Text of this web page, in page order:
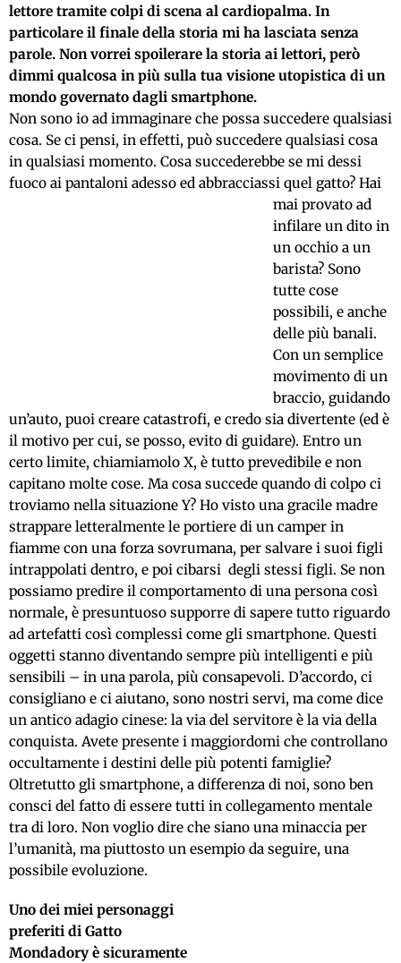
lettore tramite colpi di scena al cardiopalma. In
particolare il finale della storia mi ha lasciata senza
parole. Non vorrei spoilerare la storia ai lettori, però
dimmi qualcosa in più sulla tua visione utopistica di un
mondo governato dagli smartphone.
Non sono io ad immaginare che possa succedere qualsiasi
cosa. Se ci pensi, in effetti, può succedere qualsiasi cosa
in qualsiasi momento. Cosa succederebbe se mi dessi
fuoco ai pantaloni adesso ed abbracciassi quel gatto? Hai
mai provato ad
infilare un dito in
un occhio a un
barista? Sono
tutte cose
possibili, e anche
delle più banali.
Con un semplice
movimento di un
braccio, guidando
un’auto, puoi creare catastrofi, e credo sia divertente (ed è
il motivo per cui, se posso, evito di guidare). Entro un
certo limite, chiamiamolo X, è tutto prevedibile e non
capitano molte cose. Ma cosa succede quando di colpo ci
troviamo nella situazione Y? Ho visto una gracile madre
strappare letteralmente le portiere di un camper in
fiamme con una forza sovrumana, per salvare i suoi figli
intrappolati dentro, e poi cibarsi degli stessi figli. Se non
possiamo predire il comportamento di una persona così
normale, è presuntuoso supporre di sapere tutto riguardo
ad artefatti così complessi come gli smartphone. Questi
oggetti stanno diventando sempre più intelligenti e più
sensibili – in una parola, più consapevoli. D’accordo, ci
consigliano e ci aiutano, sono nostri servi, ma come dice
un antico adagio cinese: la via del servitore è la via della
conquista. Avete presente i maggiordomi che controllano
occultamente i destini delle più potenti famiglie?
Oltretutto gli smartphone, a differenza di noi, sono ben
consci del fatto di essere tutti in collegamento mentale
tra di loro. Non voglio dire che siano una minaccia per
l’umanità, ma piuttosto un esempio da seguire, una
possibile evoluzione.
Uno dei miei personaggi
preferiti di Gatto
Mondadory è sicuramente